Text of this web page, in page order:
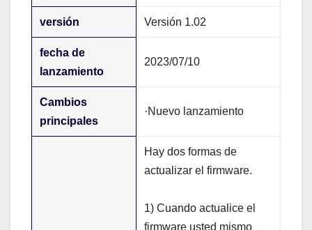
versión Versión 1.02
fecha de
lanzamiento
2023/07/10
Cambios
principales
·Nuevo lanzamiento
Hay dos formas de
actualizar el firmware.
1) Cuando actualice el
firmware usted mismo